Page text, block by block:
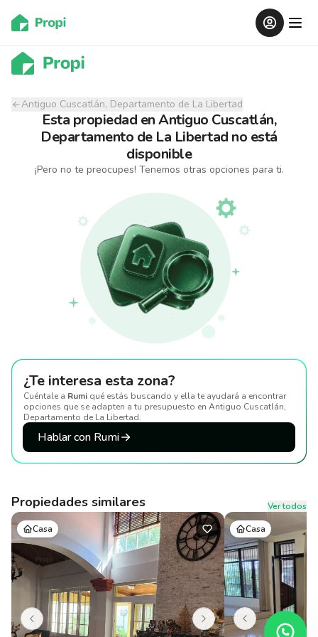
Antiguo Cuscatlán, Departamento de La Libertad
Esta propiedad enAntiguo Cuscatlán,
Departamento de La Libertad no está
disponible
¡Pero no te preocupes! Tenemos otras opciones para ti.
¿Te interesa esta zona?
Cuéntale a Rumi qué estás buscando y ella te ayudará a encontrar
opciones que se adapten a tu presupuesto en Antiguo Cuscatlán,
Departamento de La Libertad.
Hablar con Rumi
Propiedades similares
Ver todos
Casa
Casa